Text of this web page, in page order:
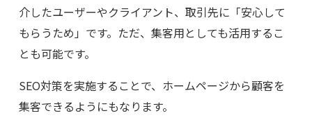
介したユーザーやクライアント、取引先に「安心して
もらうため」です。ただ、集客用としても活用するこ
とも可能です。
SEO対策を実施することで、ホームページから顧客を
集客できるようにもなります。